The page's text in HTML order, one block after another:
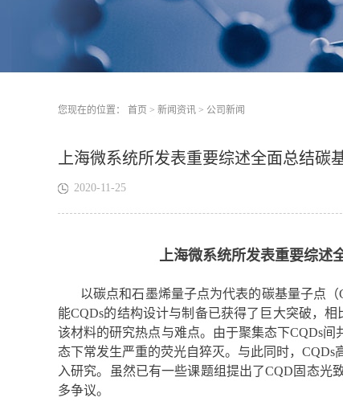
您现在的位置： 首页 > 新闻资讯 > 公司新闻
上海微系统所发表重要综述全面总结碳
2020-11-25
上海微系统所发表重要综述
以碳点和石墨烯量子点为代表的碳基量子点
能CQDs的结构设计与制备已获得了巨大突破，
该材料的研究热点与难点。由于聚集态下CQDs
态下常发生严重的荧光自猝灭。与此同时，
入研究。虽然已有一些课题组提出了CQD固态光
多争议。